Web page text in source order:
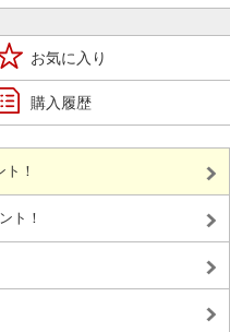
お気に入り
購入履歴
！
ト！